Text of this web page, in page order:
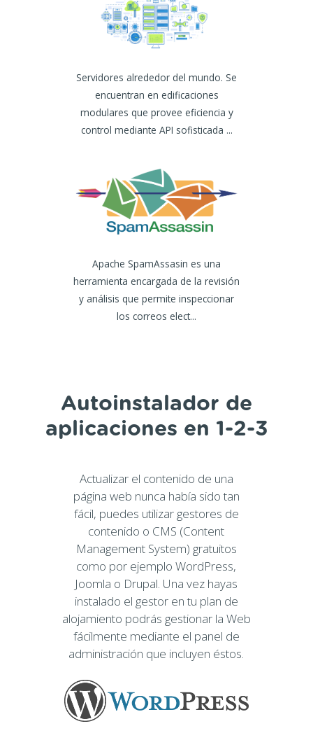
Servidores alrededor del mundo. Se
encuentran en edificaciones
modulares que provee eficiencia y
control mediante API sofisticada ...
Apache SpamAssasin es una
herramienta encargada de la revisión
y análisis que permite inspeccionar
los correos elect...
Autoinstalador de
aplicaciones en 1-2-3
Actualizar el contenido de una
página web nunca había sido tan
fácil, puedes utilizar gestores de
contenido o CMS (Content
Management System) gratuitos
como por ejemplo WordPress,
Joomla o Drupal. Una vez hayas
instalado el gestor en tu plan de
alojamiento podrás gestionar la Web
fácilmente mediante el panel de
administración que incluyen éstos.